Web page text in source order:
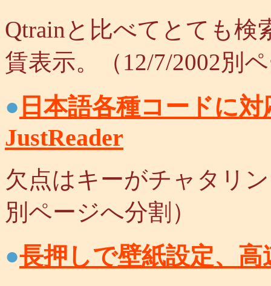
Qtrainと比べてとても
賃表示。（12/7/2002別
● 日本語各種コードに
JustReader
欠点はキーがチャタリ
別ページへ分割）
●長押しで壁紙設定、高